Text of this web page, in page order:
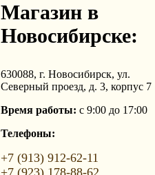
Магазин в
Новосибирске:
630088, г. Новосибирск, ул.
Северный проезд, д. 3, корпус 7
Время работы: с 9:00 до 17:00
Телефоны:
+7 (913) 912-62-11
+7 (923) 178-88-62